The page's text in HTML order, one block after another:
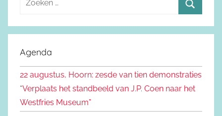
e
e
n
a
o
e
n
Agenda
22 augustus, Hoorn: zesde van tien demonstraties
“Verplaats het standbeeld van J.P. Coen naar het
Westfries Museum”